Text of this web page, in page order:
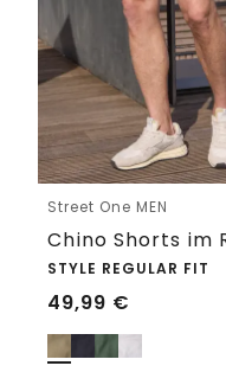
Street One MEN
STYLE REGULAR FIT
49,99 €